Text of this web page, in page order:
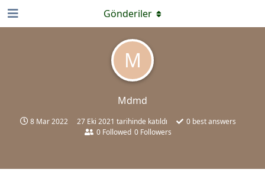
M
Mdmd
8 Mar 2022 27 Eki 2021 tarihinde katıldı 0 best answers
0 Followed 0 Followers
Gönderiler